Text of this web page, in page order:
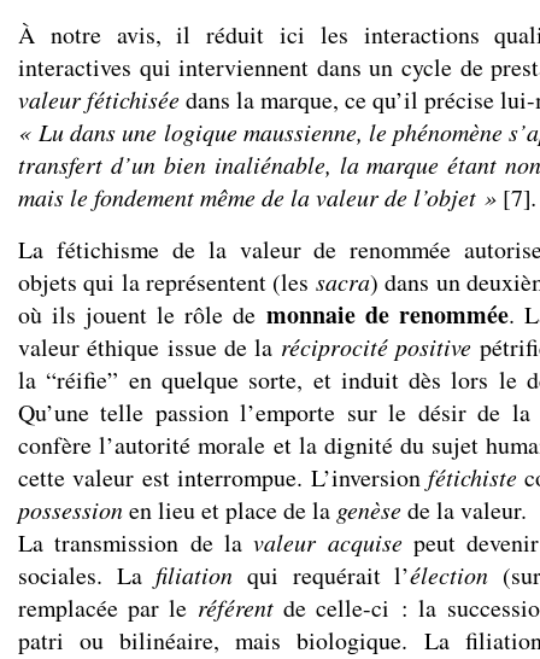
À notre avis, il réduit ici les interactions
interactives qui interviennent dans un cycle de
valeur fétichiséedans la marque, ce qu’il précise
« Lu dans une logique maussienne, le phénomène
transfert d’un bien inaliénable, la marque étant
mais le fondement même de la valeur de l’objet » [7].
La fétichisme de la valeur de renommée
objets qui la représentent (les sacra) dans un
où ils jouent le rôle de monnaie de renommée.
valeur éthique issue de la réciprocité positive
la “réifie” en quelque sorte, et induit dès lors le
Qu’une telle passion l’emporte sur le désir de
confère l’autorité morale et la dignité du sujet
cette valeur est interrompue. L’inversion fétichiste
possessionen lieu et place de la genèsede la valeur.
La transmission de lavaleur acquisepeut
sociales. La filiation qui requérait l’élection
remplacée par le référentde celle-ci : la
patri ou bilinéaire, mais biologique. La